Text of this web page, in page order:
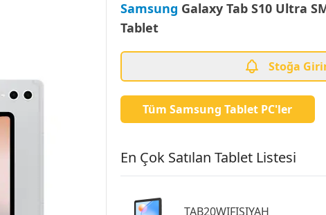
Samsung Galaxy Tab S10 Ultra
Tablet
Stoğa
Tüm Samsung Tablet PC'ler
En Çok Satılan Tablet Listesi
TAB20WIFISIYAH